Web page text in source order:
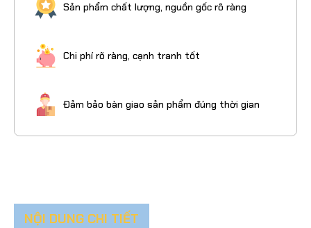
Sản phẩm chất lượng, nguồn gốc rõ ràng
Chi phí rõ ràng, cạnh tranh tốt
Đảm bảo bàn giao sản phẩm đúng thời gian
NỘI DUNG CHI TIẾT